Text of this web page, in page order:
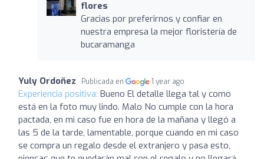
flores
Gracias por preferirnos y confiar en
nuestra empresa la mejor floristería de
bucaramanga
Yuly Ordoñez Publicada en 1 year ago
Experiencia positiva: Bueno El detalle llega tal y como
está en la foto muy lindo. Malo No cumple con la hora
pactada, en mi caso fue en hora de la mañana y llegó a
las 5 de la tarde, lamentable, porque cuando en mi caso
se compra un regalo desde el extranjero y pasa esto,